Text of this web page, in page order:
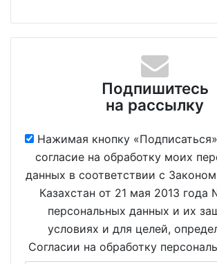
Подпишитесь
на рассылку
Нажимая кнопку
согласие на обработку моих
данных в соответствии с
Казахстан от 21 мая 2013
персональных данных и их
условиях и для целей,
Согласии на обработку